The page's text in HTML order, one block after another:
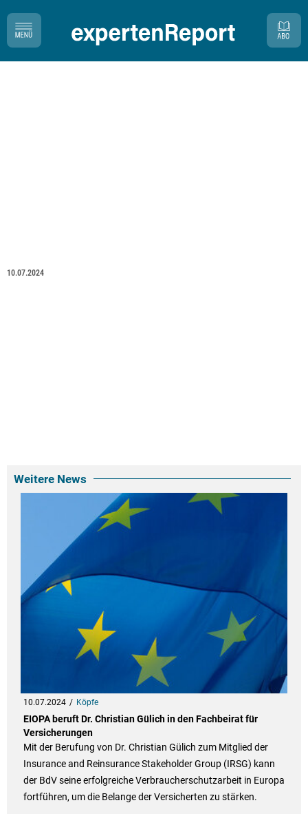
10.07.2024
Weitere News
10.07.2024 Köpfe
EIOPA beruft Dr. Christian Gülich in den Fachbeirat für
Versicherungen
Mit der Berufung von Dr. Christian Gülich zum Mitglied der
Insurance and Reinsurance Stakeholder Group (IRSG) kann
der BdV seine erfolgreiche Verbraucherschutzarbeit in Europa
fortführen, um die Belange der Versicherten zu stärken.